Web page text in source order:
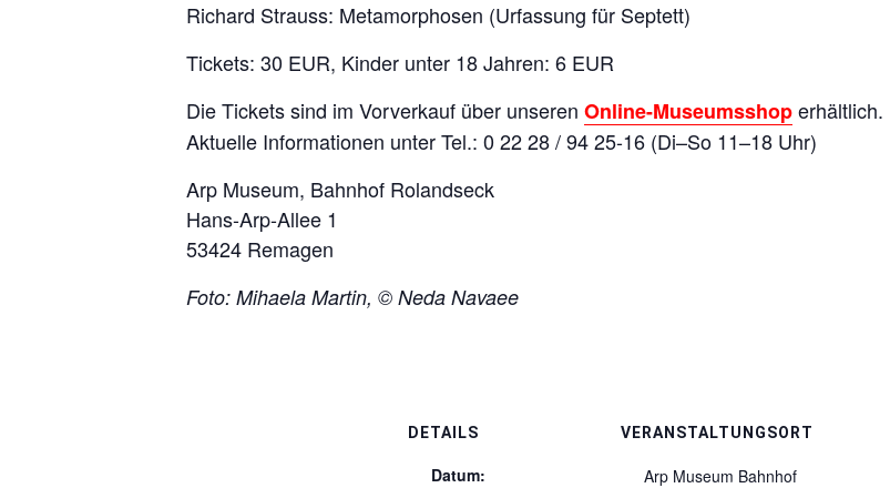
Richard Strauss: Metamorphosen (Urfassung für Septett)
Tickets: 30 EUR, Kinder unter 18 Jahren: 6 EUR
Die Tickets sind im Vorverkauf über unseren Online-Museumsshoperhältlich.
Aktuelle Informationen unter Tel.: 0 22 28 / 94 25-16 (Di–So 11–18 Uhr)
Arp Museum, Bahnhof Rolandseck
Hans-Arp-Allee 1
53424 Remagen
Foto: Mihaela Martin, © Neda Navaee
DETAILS
Datum:
VERANSTALTUNGSORT
Arp Museum Bahnhof